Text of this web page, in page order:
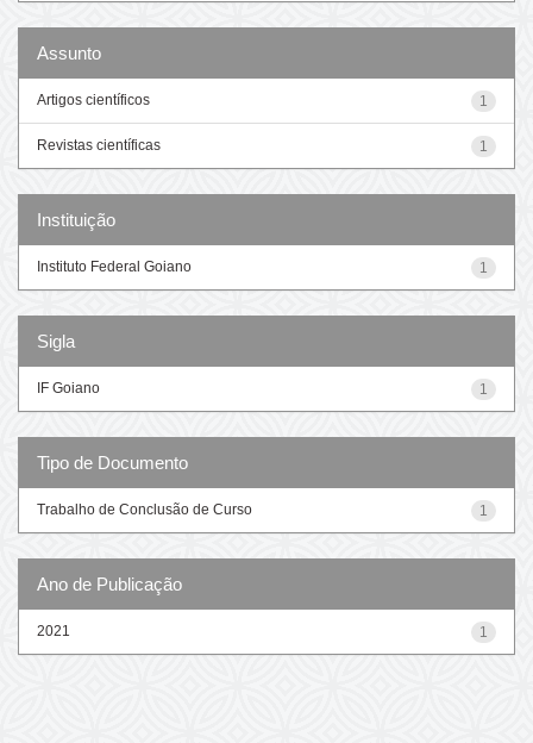
Assunto
1
Artigos científicos
1
Revistas científicas
Instituição
1
Instituto Federal Goiano
Sigla
1
IF Goiano
Tipo de Documento
1
Trabalho de Conclusão de Curso
Ano de Publicação
1
2021